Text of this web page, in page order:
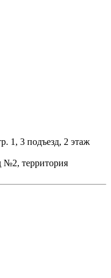
1, 3 подъезд, 2 этаж
№2, территория